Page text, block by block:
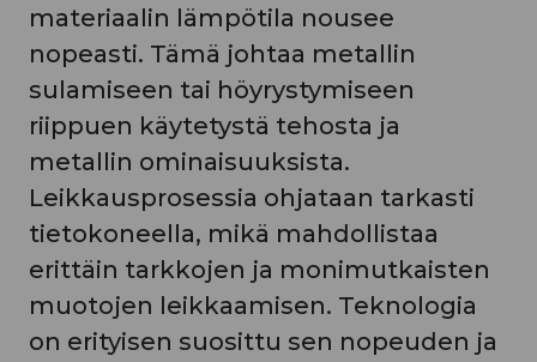
materiaalin lämpötila nousee
nopeasti. Tämä johtaa metallin
sulamiseen tai höyrystymiseen
riippuen käytetystä tehosta ja
metallin ominaisuuksista.
Leikkausprosessia ohjataan tarkasti
tietokoneella, mikä mahdollistaa
erittäin tarkkojen ja monimutkaisten
muotojen leikkaamisen. Teknologia
on erityisen suosittu sen nopeuden ja